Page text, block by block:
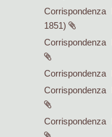
Corrispondenza
1851)
Corrispondenza
Corrispondenza
Corrispondenza
Corrispondenza